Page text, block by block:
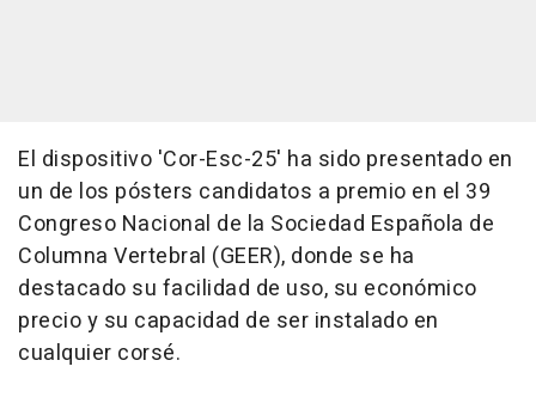
El dispositivo 'Cor-Esc-25' ha sido presentado en
un de los pósters candidatos a premio en el 39
Congreso Nacional de la Sociedad Española de
Columna Vertebral (GEER), donde se ha
destacado su facilidad de uso, su económico
precio y su capacidad de ser instalado en
cualquier corsé.